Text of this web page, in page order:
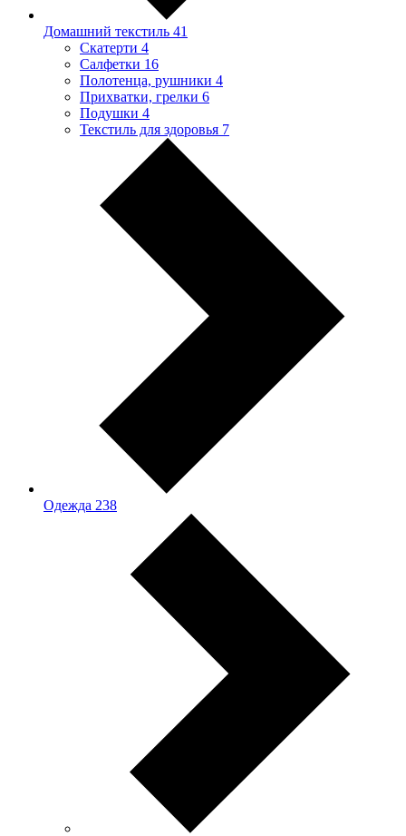
Домашний текстиль 41
Скатерти 4
Салфетки 16
Полотенца, рушники 4
Прихватки, грелки 6
Подушки 4
Текстиль для здоровья 7
Одежда 238